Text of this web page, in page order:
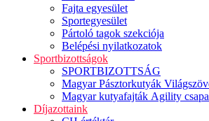
Fajta egyesület
Sportegyesület
Pártoló tagok szekciója
Belépési nyilatkozatok
Sportbizottságok
SPORTBIZOTTSÁG
Magyar Pásztorkutyák
Magyar kutyafajták Agility
Díjazottaink